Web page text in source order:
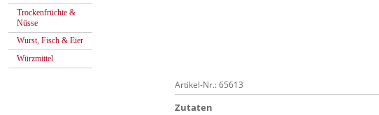
Trockenfrüchte &
Nüsse
Wurst, Fisch & Eier
Würzmittel
Artikel-Nr.: 65613
Zutaten